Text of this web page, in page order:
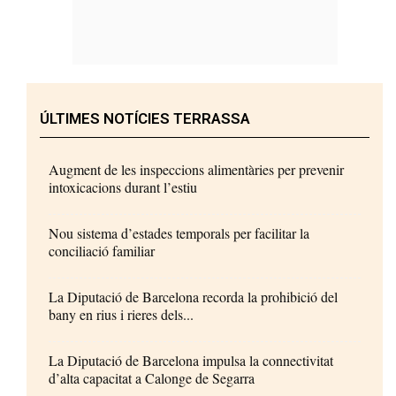
ÚLTIMES NOTÍCIES TERRASSA
Augment de les inspeccions alimentàries per prevenir
intoxicacions durant l’estiu
Nou sistema d’estades temporals per facilitar la
conciliació familiar
La Diputació de Barcelona recorda la prohibició del
bany en rius i rieres dels...
La Diputació de Barcelona impulsa la connectivitat
d’alta capacitat a Calonge de Segarra